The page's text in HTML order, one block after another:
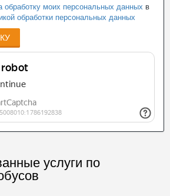
обработку моих персональных данных в
обработки персональных данных
услуги по